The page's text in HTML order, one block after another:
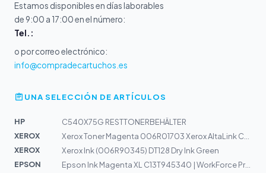
Estamos disponibles en días laborables
de 9:00 a 17:00 en el número:
Tel.:
o por correo electrónico:
info@compradecartuchos.es
UNA SELECCIÓN DE ARTÍCULOS
HP
C540X75G RESTTONERBEHÄLTER
XEROX
XEROX
Xerox Ink (006R90345) DT128 Dry Ink Green
EPSON